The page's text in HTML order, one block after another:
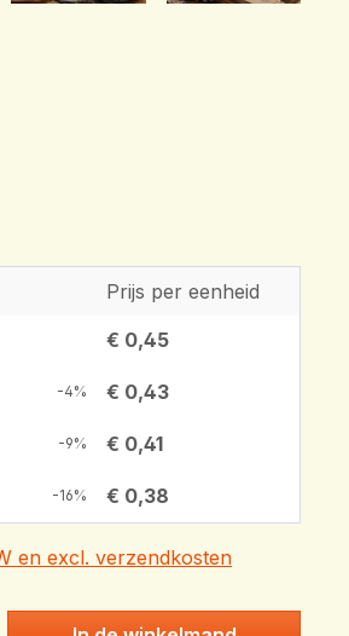
Prijs per eenheid
€ 0,45
-4% € 0,43
-9% € 0,41
-16% € 0,38
en excl. verzendkosten